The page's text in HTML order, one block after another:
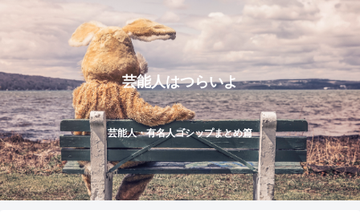
芸能人はつらいよ
芸能人・有名人ゴシップまとめ篇